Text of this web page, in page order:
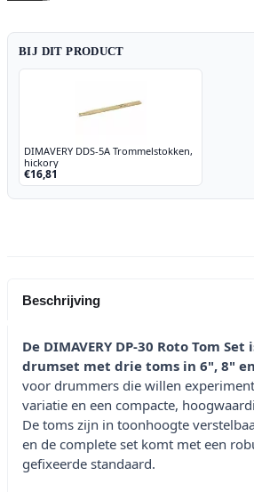
BIJ DIT PRODUCT
DIMAVERY DDS-5A Trommelstokken,
hickory
€16,81
Beschrijving
De DIMAVERY DP-30 Roto Tom
drumset met drie toms in 6", 8"
voor drummers die willen
variatie en een compacte,
De toms zijn in toonhoogte
en de complete set komt met een
gefixeerde standaard.